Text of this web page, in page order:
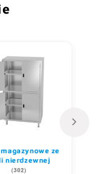
ze
nierdzewnej
(302)